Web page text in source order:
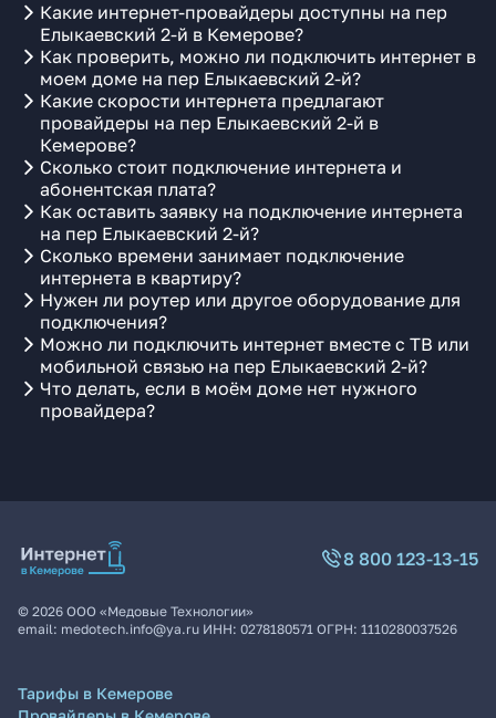
Какие интернет-провайдеры доступны на пер
Елыкаевский 2-й в Кемерове?
Как проверить, можно ли подключить интернет в
моем доме на пер Елыкаевский 2-й?
Какие скорости интернета предлагают
провайдеры на пер Елыкаевский 2-й в
Кемерове?
Сколько стоит подключение интернета и
абонентская плата?
Как оставить заявку на подключение интернета
на пер Елыкаевский 2-й?
Сколько времени занимает подключение
интернета в квартиру?
Нужен ли роутер или другое оборудование для
подключения?
Можно ли подключить интернет вместе с ТВ или
мобильной связью на пер Елыкаевский 2-й?
Что делать, если в моём доме нет нужного
провайдера?
8 800 123-13-15
© 2026 ООО «Медовые Технологии»
email: medotech.info@ya.ru ИНН: 0278180571 ОГРН: 1110280037526
Тарифы в Кемерове